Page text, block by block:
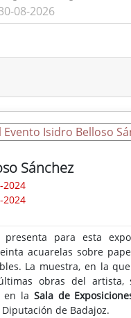
08-2026
Sánchez
2024
2024
presenta para esta
acuarelas sobre
La muestra, en la
obras del artista,
en la Sala de
de Badajoz.